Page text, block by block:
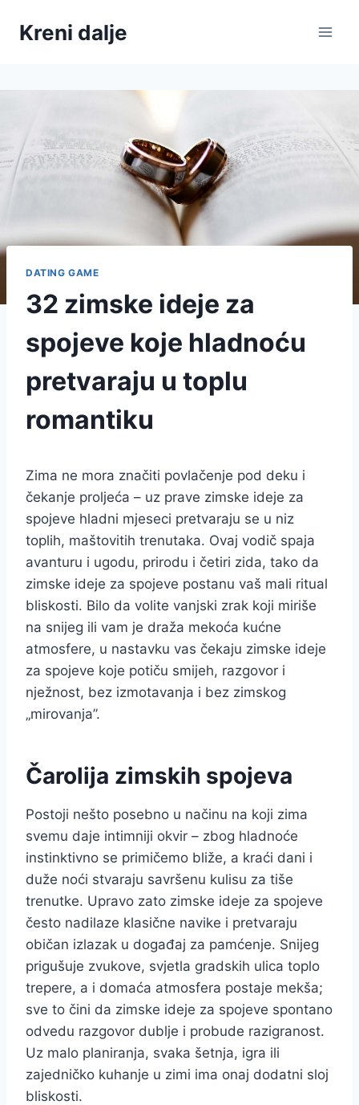
Kreni dalje
DATING GAME
32 zimske ideje za
spojeve koje hladnoću
pretvaraju u toplu
romantiku
Zima ne mora značiti povlačenje pod deku i
čekanje proljeća – uz prave zimske ideje za
spojeve hladni mjeseci pretvaraju se u niz
toplih, maštovitih trenutaka. Ovaj vodič spaja
avanturu i ugodu, prirodu i četiri zida, tako da
zimske ideje za spojeve postanu vaš mali ritual
bliskosti. Bilo da volite vanjski zrak koji miriše
na snijeg ili vam je draža mekoća kućne
atmosfere, u nastavku vas čekaju zimske ideje
za spojeve koje potiču smijeh, razgovor i
nježnost, bez izmotavanja i bez zimskog
„mirovanja”.
Čarolija zimskih spojeva
Postoji nešto posebno u načinu na koji zima
svemu daje intimniji okvir – zbog hladnoće
instinktivno se primičemo bliže, a kraći dani i
duže noći stvaraju savršenu kulisu za tiše
trenutke. Upravo zato zimske ideje za spojeve
često nadilaze klasične navike i pretvaraju
običan izlazak u događaj za pamćenje. Snijeg
prigušuje zvukove, svjetla gradskih ulica toplo
trepere, a i domaća atmosfera postaje mekša;
sve to čini da zimske ideje za spojeve spontano
odvedu razgovor dublje i probude razigranost.
Uz malo planiranja, svaka šetnja, igra ili
zajedničko kuhanje u zimi ima onaj dodatni sloj
bliskosti.